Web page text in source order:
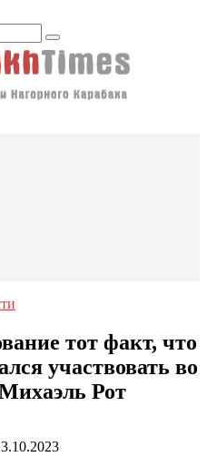
тот факт, что
участвовать во
Рот